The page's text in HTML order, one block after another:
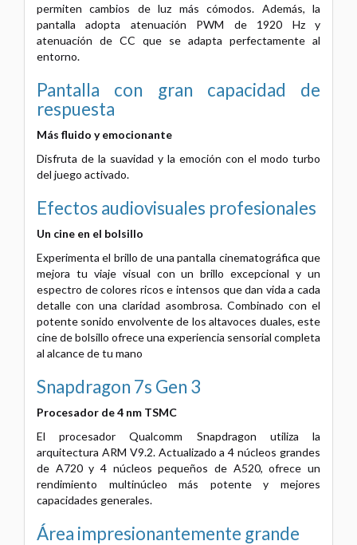
permiten cambios de luz más cómodos. Además, la
pantalla adopta atenuación PWM de 1920 Hz y
atenuación de CC que se adapta perfectamente al
entorno.
Pantalla con gran capacidad de
respuesta
Más fluido y emocionante
Disfruta de la suavidad y la emoción con el modo turbo
del juego activado.
Efectos audiovisuales profesionales
Un cine en el bolsillo
Experimenta el brillo de una pantalla cinematográfica que
mejora tu viaje visual con un brillo excepcional y un
espectro de colores ricos e intensos que dan vida a cada
detalle con una claridad asombrosa. Combinado con el
potente sonido envolvente de los altavoces duales, este
cine de bolsillo ofrece una experiencia sensorial completa
al alcance de tu mano
Snapdragon 7s Gen 3
Procesador de 4 nm TSMC
El procesador Qualcomm Snapdragon utiliza la
arquitectura ARM V9.2. Actualizado a 4 núcleos grandes
de A720 y 4 núcleos pequeños de A520, ofrece un
rendimiento multinúcleo más potente y mejores
capacidades generales.
Área impresionantemente grande